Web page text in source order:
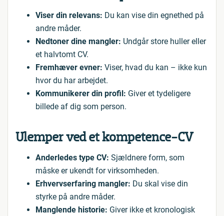
Viser din relevans: Du kan vise din egnethed på
andre måder.
Nedtoner dine mangler: Undgår store huller eller
et halvtomt CV.
Fremhæver evner: Viser, hvad du kan – ikke kun
hvor du har arbejdet.
Kommunikerer din profil: Giver et tydeligere
billede af dig som person.
Ulemper ved et kompetence-CV
Anderledes type CV: Sjældnere form, som
måske er ukendt for virksomheden.
Erhvervserfaring mangler: Du skal vise din
styrke på andre måder.
Manglende historie: Giver ikke et kronologisk